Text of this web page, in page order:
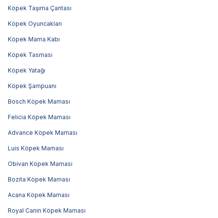
Köpek Taşıma Çantası
Köpek Oyuncakları
Köpek Mama Kabı
Köpek Tasması
Köpek Yatağı
Köpek Şampuanı
Bosch Köpek Maması
Felicia Köpek Maması
Advance Köpek Maması
Luis Köpek Maması
Obivan Köpek Maması
Bozita Köpek Maması
Acana Köpek Maması
Royal Canin Köpek Maması